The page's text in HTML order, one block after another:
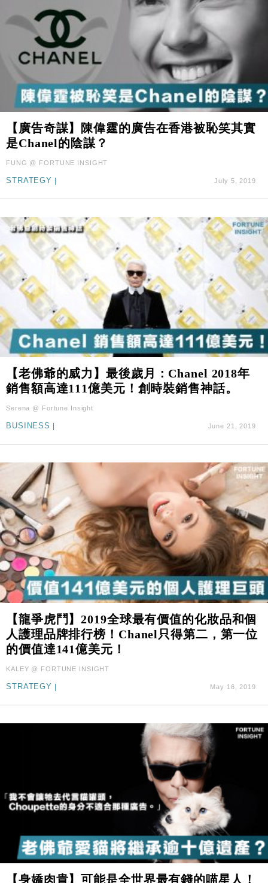
【廣告奇謀】陳偉霆的廣告在香港被恥笑其實
是Chanel的陰謀？
FUNG @ FORTUNE INSIGHT
STRATEGY | July 5, 2019
【老佛爺的威力】最後歲月：Chanel 2018年
銷售額高達111億美元！創時裝銷售神話。
Serena @ Fortune Insight
BUSINESS June 21, 2019
【龍爭虎鬥】2019全球最有價值的化妝品和個
人護理品牌排行榜！Chanel只得第二，第一位
的價值達141億美元！
KALEY @ FORTUNE INSIGHT
STRATEGY | May 16, 2019
【身嬌肉貴】可能是全世界最有錢的喵星人！